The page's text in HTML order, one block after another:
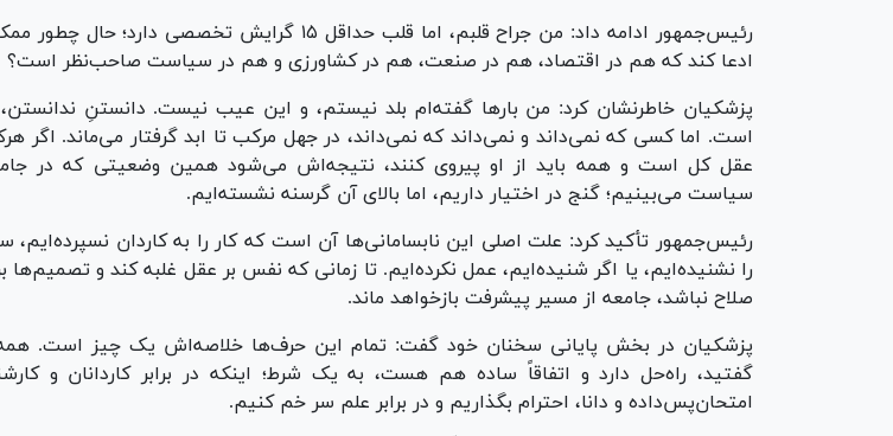
رئیس‌جمهور ادامه داد: من جراح قلبم، اما قلب حداقل ۱۵ گرایش تخصصی
ادعا کند که هم در اقتصاد، هم در صنعت، هم در کشاورزی و هم در سیاست صاحب‌نظر است؟
پزشکیان خاطرنشان کرد: من بار‌ها گفته‌ام بلد نیستم، و این عیب نیست. دانستنِ
است. اما کسی که نمی‌داند و نمی‌داند که نمی‌داند، در جهل مرکب تا ابد گرفتار می‌ماند. اگر
عقل کل است و همه باید از او پیروی کنند، نتیجه‌اش می‌شود همین وضعیتی که در
سیاست می‌بینیم؛ گنج در اختیار داریم، اما بالای آن گرسنه نشسته‌ایم.
رئیس‌جمهور تأکید کرد: علت اصلی این نابسامانی‌ها آن است که کار را به کاردان
را نشنیده‌ایم، یا اگر شنیده‌ایم، عمل نکرده‌ایم. تا زمانی که نفس بر عقل غلبه کند و تصمیم‌ها
صلاح نباشد، جامعه از مسیر پیشرفت بازخواهد ماند.
پزشکیان در بخش پایانی سخنان خود گفت: تمام این حرف‌ها خلاصه‌اش یک چیز است.
گفتید، راه‌حل دارد و اتفاقاً ساده هم هست، به یک شرط؛ اینکه در برابر کاردانان و
امتحان‌پس‌داده و دانا، احترام بگذاریم و در برابر علم سر خم کنیم.